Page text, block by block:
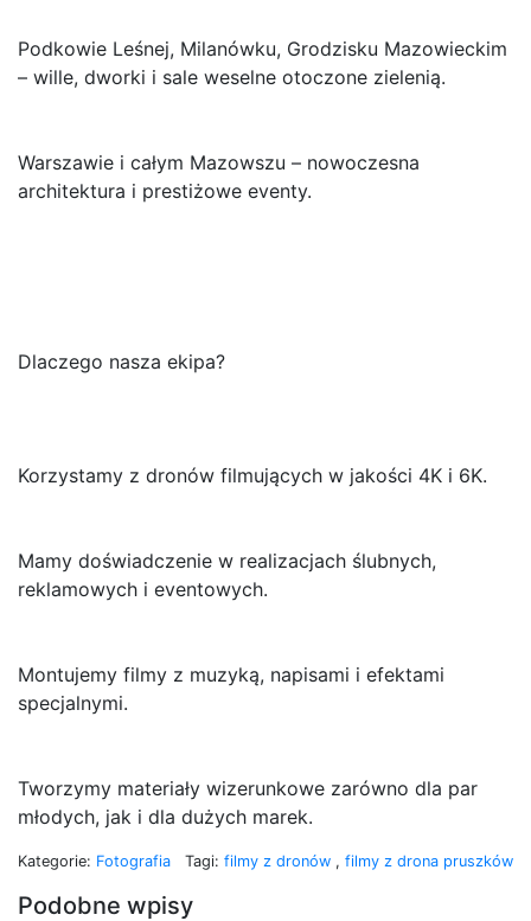
Podkowie Leśnej, Milanówku, Grodzisku Mazowieckim
– wille, dworki i sale weselne otoczone zielenią.
Warszawie i całym Mazowszu – nowoczesna
architektura i prestiżowe eventy.
Dlaczego nasza ekipa?
Korzystamy z dronów filmujących w jakości 4K i 6K.
Mamy doświadczenie w realizacjach ślubnych,
reklamowych i eventowych.
Montujemy filmy z muzyką, napisami i efektami
specjalnymi.
Tworzymy materiały wizerunkowe zarówno dla par
młodych, jak i dla dużych marek.
Kategorie: Fotografia Tagi: filmy z dronów , filmy z drona pruszków
Podobne wpisy